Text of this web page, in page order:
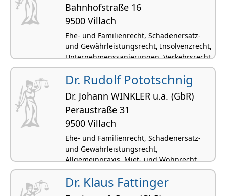
Bahnhofstraße 16
9500 Villach
Ehe- und Familienrecht, Schadenersatz-
und Gewährleistungsrecht, Insolvenzrecht,
Unternehmenssanierungen, Verkehrsrecht
Dr. Rudolf Pototschnig
Dr. Johann WINKLER u.a. (GbR)
Peraustraße 31
9500 Villach
Ehe- und Familienrecht, Schadenersatz-
und Gewährleistungsrecht,
Allgemeinpraxis, Miet- und Wohnrecht,
Insolvenzrecht
Dr. Klaus Fattinger